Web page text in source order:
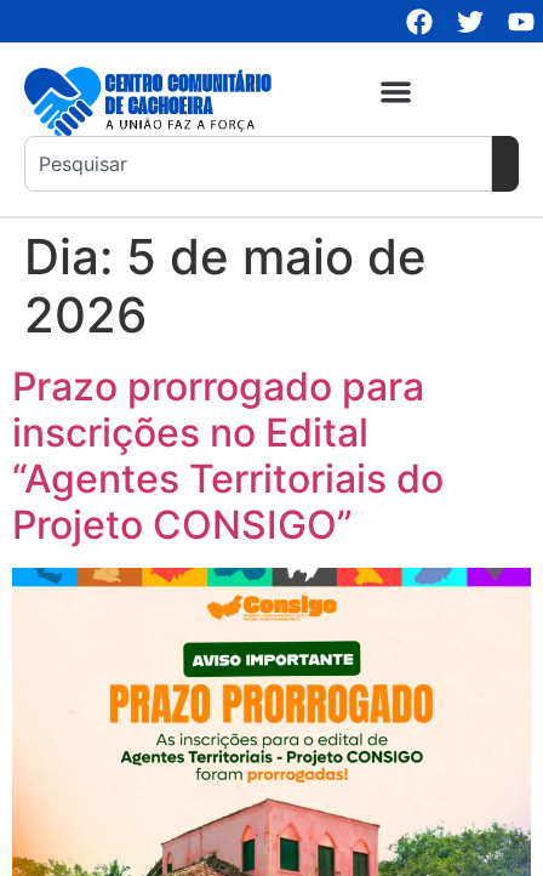
Dia: 5 de maio de
2026
Prazo prorrogado para
inscrições no Edital
“Agentes Territoriais do
Projeto CONSIGO”